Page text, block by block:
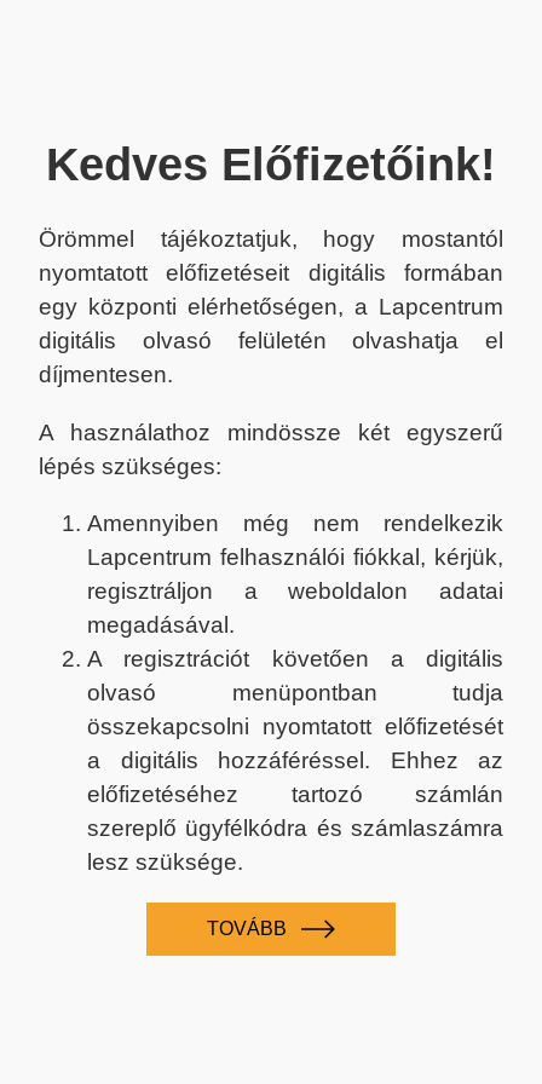
Kedves Előfizetőink!
Örömmel tájékoztatjuk, hogy mostantól
nyomtatott előfizetéseit digitális formában
egy központi elérhetőségen, a Lapcentrum
digitális olvasó felületén olvashatja el
díjmentesen.
A használathoz mindössze két egyszerű
lépés szükséges:
Amennyiben még nem rendelkezik
Lapcentrum felhasználói fiókkal, kérjük,
regisztráljon a weboldalon adatai
megadásával.
A regisztrációt követően a digitális
olvasó menüpontban tudja
összekapcsolni nyomtatott előfizetését
a digitális hozzáféréssel. Ehhez az
előfizetéséhez tartozó számlán
szereplő ügyfélkódra és számlaszámra
lesz szüksége.
TOVÁBB